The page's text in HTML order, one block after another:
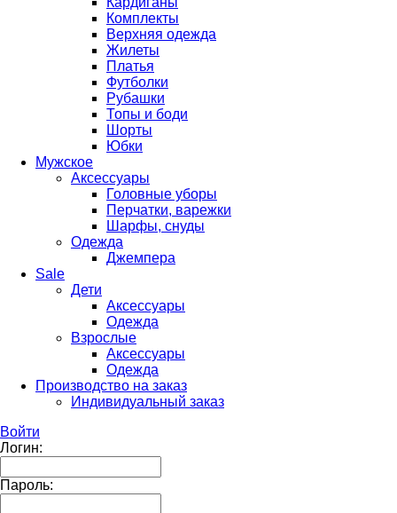
Комплекты
Верхняя одежда
Жилеты
Платья
Футболки
Рубашки
Топы и боди
Шорты
Юбки
Мужское
Аксессуары
Головные уборы
Перчатки, варежки
Шарфы, снуды
Одежда
Джемпера
Sale
Дети
Аксессуары
Одежда
Взрослые
Аксессуары
Одежда
Производство на заказ
Индивидуальный заказ
Войти
Логин:
Пароль: